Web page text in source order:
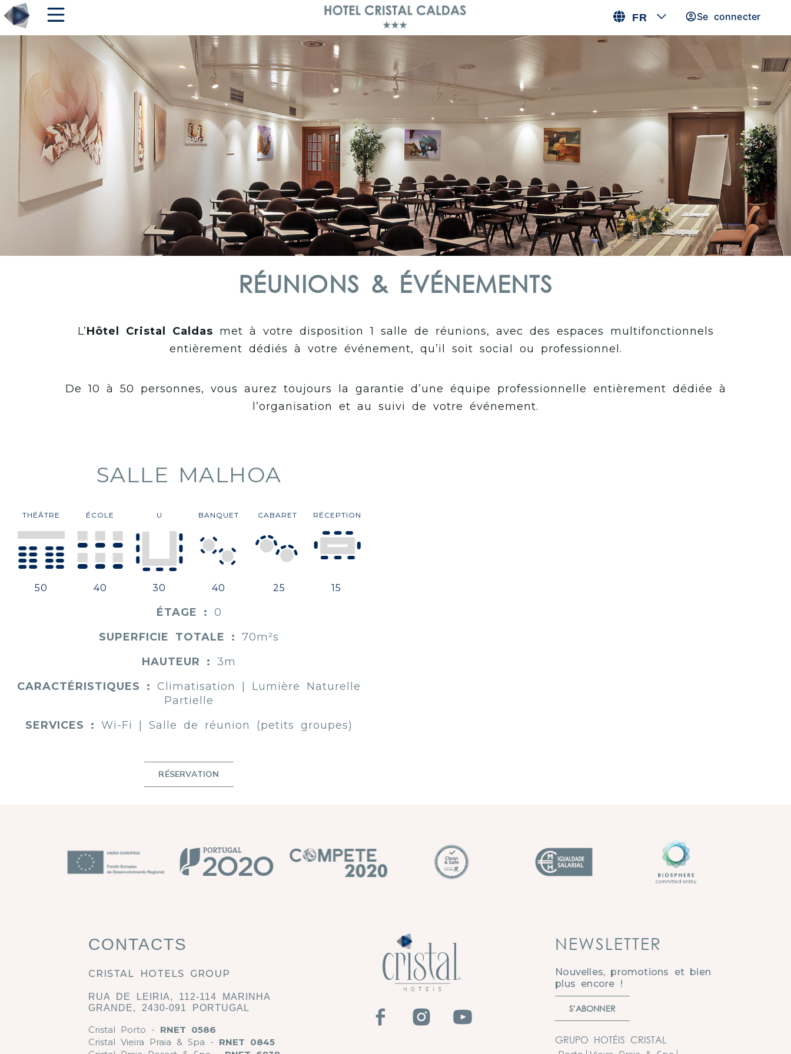
FR Se connecter
RÉUNIONS & ÉVÉNEMENTS
L’Hôtel Cristal Caldas met à votre disposition 1 salle de réunions, avec des espaces multifonctionnels
entièrement dédiés à votre événement, qu’il soit social ou professionnel.
De 10 à 50 personnes, vous aurez toujours la garantie d’une équipe professionnelle entièrement dédiée à
l’organisation et au suivi de votre événement.
SALLE MALHOA
THÉÂTRE
50
ÉCOLE
40
U
30
BANQUET
40
CABARET
25
RÉCEPTION
15
ÉTAGE : 0
SUPERFICIE TOTALE : 70m²s
HAUTEUR : 3m
CARACTÉRISTIQUES : Climatisation | Lumière Naturelle
Partielle
SERVICES : Wi-Fi | Salle de réunion (petits groupes)
RÉSERVATION
CONTACTS
CRISTAL HOTELS GROUP
RUA DE LEIRIA, 112-114 MARINHA
GRANDE, 2430-091 PORTUGAL
Cristal Porto - RNET 0586
Cristal Vieira Praia & Spa - RNET 0845
NEWSLETTER
Nouvelles, promotions et bien
plus encore !
S'ABONNER
GRUPO HOTÉIS CRISTAL